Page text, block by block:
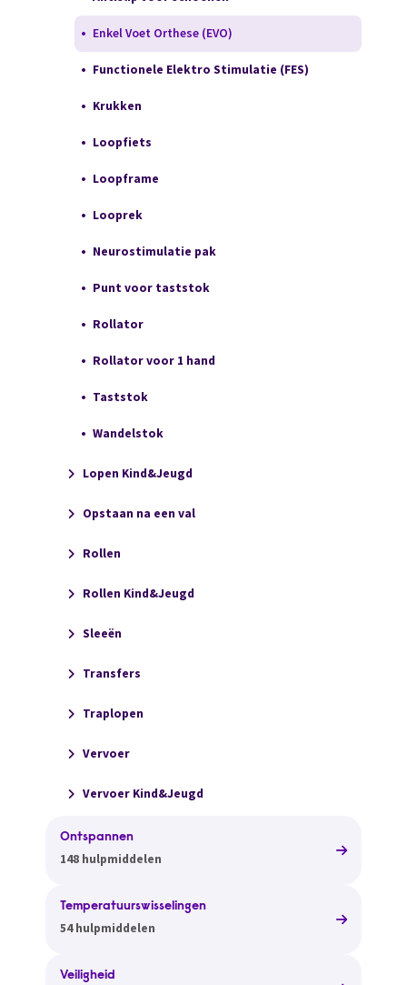
Enkel Voet Orthese (EVO)
Functionele Elektro Stimulatie (FES)
Krukken
Loopfiets
Loopframe
Looprek
Neurostimulatie pak
Punt voor taststok
Rollator
Rollator voor 1 hand
Taststok
Wandelstok
Lopen Kind&Jeugd
Opstaan na een val
Rollen
Rollen Kind&Jeugd
Sleeën
Transfers
Traplopen
Vervoer
Vervoer Kind&Jeugd
Ontspannen
148 hulpmiddelen
Temperatuurswisselingen
54 hulpmiddelen
Veiligheid